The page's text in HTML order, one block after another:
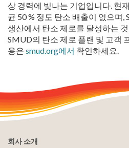
상 경력에 빛나는 기업입니다. 현
균 50 % 정도 탄소 배출이 없으며
생산에서 탄소 제로를 달성하는
SMUD의 탄소 제로 플랜 및 고객
용은 smud.org에서 확인하세요.
회사 소개